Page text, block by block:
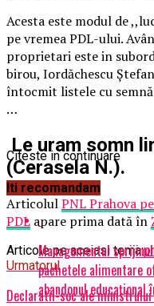
Acesta este modul de
pe vremea PDL-ului.
proprietari este in
birou, Iordăchescu
întocmit listele cu
…
Le uram somn
(Cerasela N.).
ArticolulPNL Prahova
PDL apare prima dată în
Articole pe aceiasi tema:
Urmatorul
Declaratii-soc ale ministrului
Citeste in continuare
Iti recomandam
Managementul
pachetele alimentare
abandonul educațional